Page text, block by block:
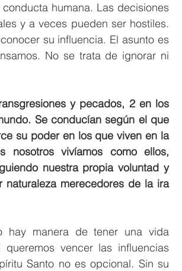
humana. Las decisiones
y a veces pueden ser hostiles.
su influencia. El asunto es
No se trata de ignorar ni
y pecados, 2 en los
Se conducían según el que
su poder en los que viven en la
nosotros vivíamos como ellos,
nuestra propia voluntad y
naturaleza merecedores de la ira
hay manera de tener una vida
vencer las influencias
Santo no es opcional. Sin su